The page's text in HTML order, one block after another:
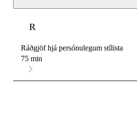
R
Ráðgjöf hjá persónulegum stílista
75 min